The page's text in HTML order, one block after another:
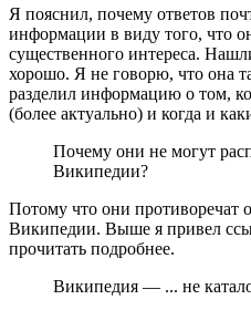
Я пояснил, почему ответов
информации в виду того, что
существенного интереса.
хорошо. Я не говорю, что она
разделил информацию о том,
(более актуально) и когда и
Почему они не могут
Википедии?
Потому что они противоречат
Википедии. Выше я привел
прочитать подробнее.
Википедия — ... не